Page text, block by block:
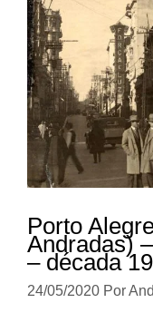
Porto
Andradas)
– década
24/05/2020 Por